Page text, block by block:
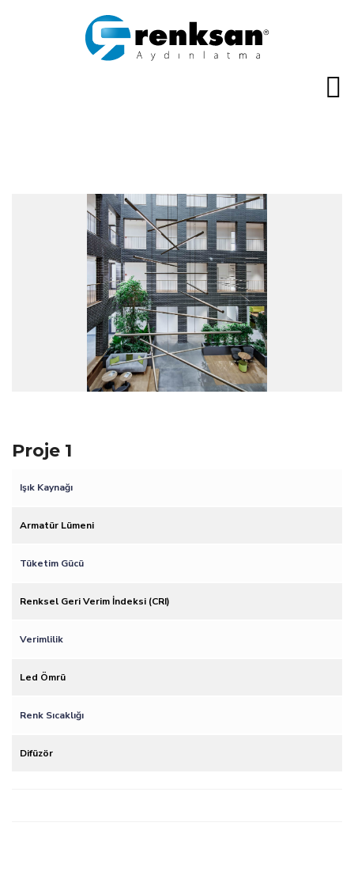
Proje 1
Işık Kaynağı
Armatür Lümeni
Tüketim Gücü
Renksel Geri Verim İndeksi (CRI)
Verimlilik
Led Ömrü
Renk Sıcaklığı
Difüzör